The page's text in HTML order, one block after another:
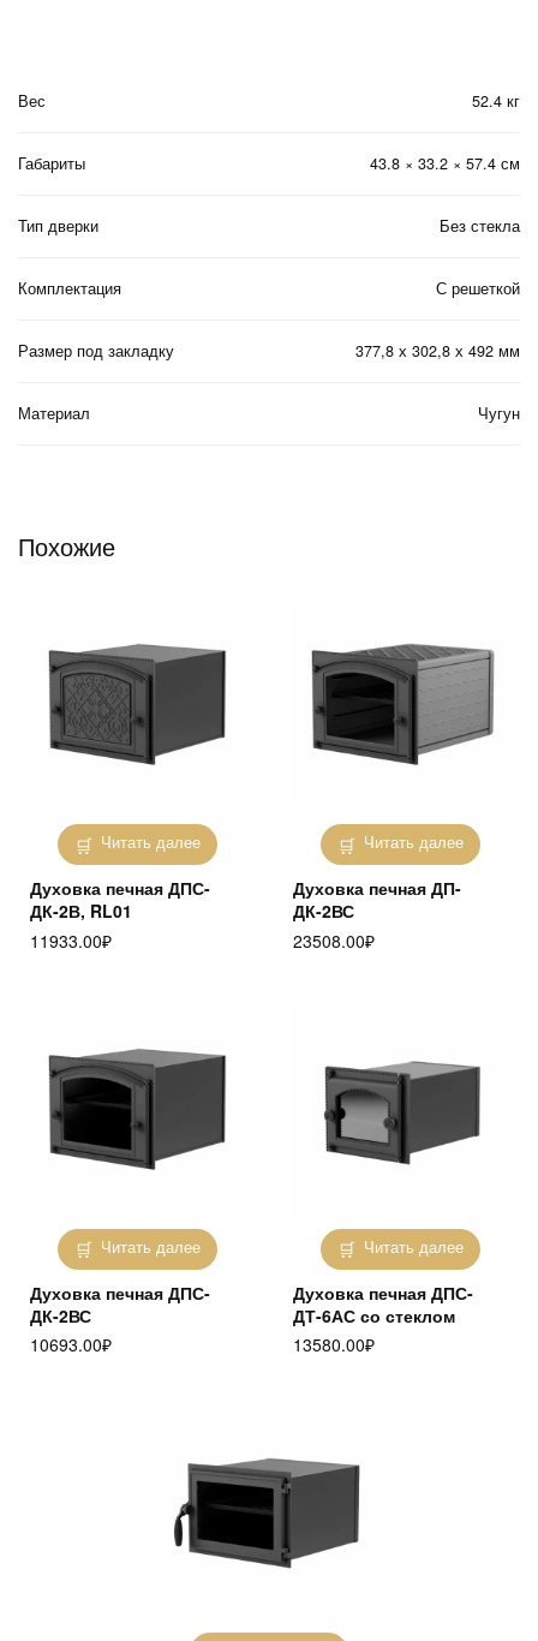
Вес 52.4 кг
Габариты 43.8 × 33.2 × 57.4 см
Тип дверки Без стекла
Комплектация С решеткой
Размер под закладку 377,8 х 302,8 х 492 мм
Материал Чугун
Похожие
Читать далее
Духовка печная ДПС-
ДК-2В, RL01
11933.00₽
Читать далее
Духовка печная ДП-
ДК-2ВС
23508.00₽
Читать далее
Духовка печная ДПС-
ДК-2ВС
10693.00₽
Читать далее
Духовка печная ДПС-
ДТ-6АС со стеклом
13580.00₽